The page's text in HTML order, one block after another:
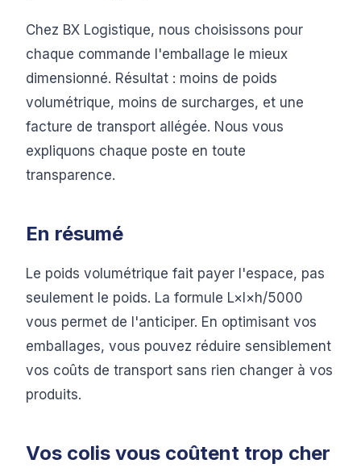
Chez BX Logistique, nous choisissons pour
chaque commande l'emballage le mieux
dimensionné. Résultat : moins de poids
volumétrique, moins de surcharges, et une
facture de transport allégée. Nous vous
expliquons chaque poste en toute
transparence.
En résumé
Le poids volumétrique fait payer l'espace, pas
seulement le poids. La formule L×l×h/5000
vous permet de l'anticiper. En optimisant vos
emballages, vous pouvez réduire sensiblement
vos coûts de transport sans rien changer à vos
produits.
Vos colis vous coûtent trop cher